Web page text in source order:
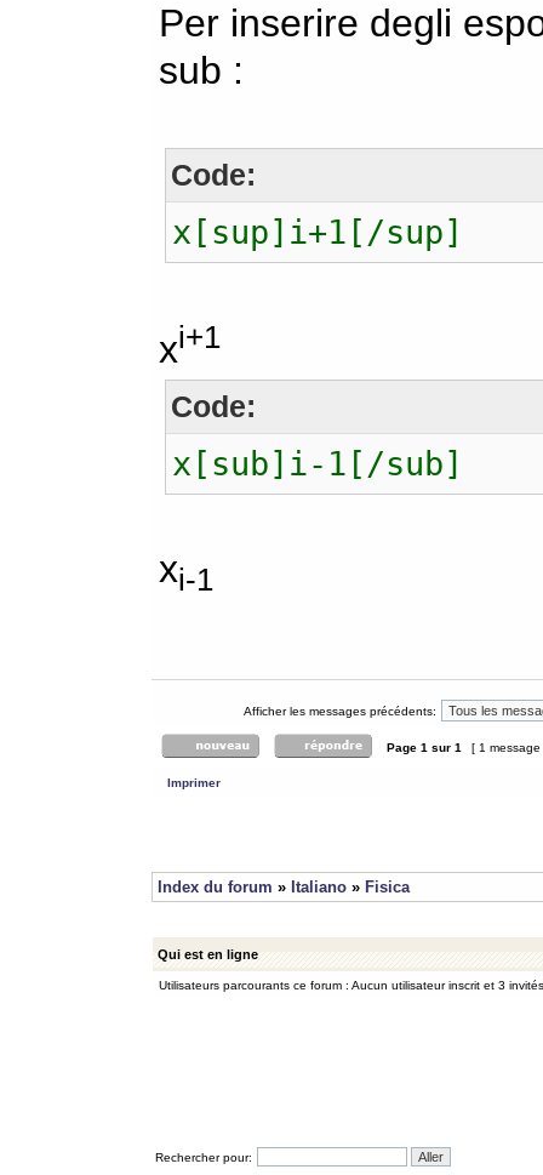
Per inserire degli
sub :
Code:
x[sup]i+1[/sup]
xi+1
Code:
x[sub]i-1[/sub]
xi-1
Afficher les messages précédents:
Page 1 sur 1 [ 1
Imprimer
Index du forum » Italiano » Fisica
Qui est en ligne
Utilisateurs parcourants ce forum : Aucun utilisateur inscrit et 3 invités
Rechercher pour: